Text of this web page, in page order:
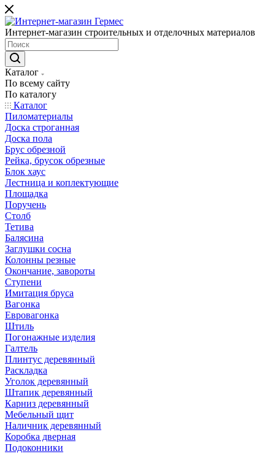
Интернет-магазин строительных и отделочных материалов
Каталог
По всему сайту
По каталогу
Каталог
Пиломатериалы
Доска строганная
Доска пола
Брус обрезной
Рейка, брусок обрезные
Блок хаус
Лестница и коплектующие
Площадка
Поручень
Столб
Тетива
Балясина
Заглушки сосна
Колонны резные
Окончание, завороты
Ступени
Имитация бруса
Вагонка
Евровагонка
Штиль
Погонажные изделия
Галтель
Плинтус деревянный
Раскладка
Уголок деревянный
Штапик деревянный
Карниз деревянный
Мебельный щит
Наличник деревянный
Коробка дверная
Подоконники